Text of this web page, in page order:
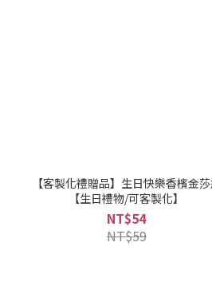
【客製化禮贈品】生日快樂香檳金
【生日禮物/可客製化】
NT$54
NT$59